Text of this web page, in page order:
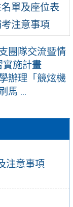
注意事項
單及座位表
注意事項
團隊交流暨情
實施計畫
辦理「競炫機
馬 ...